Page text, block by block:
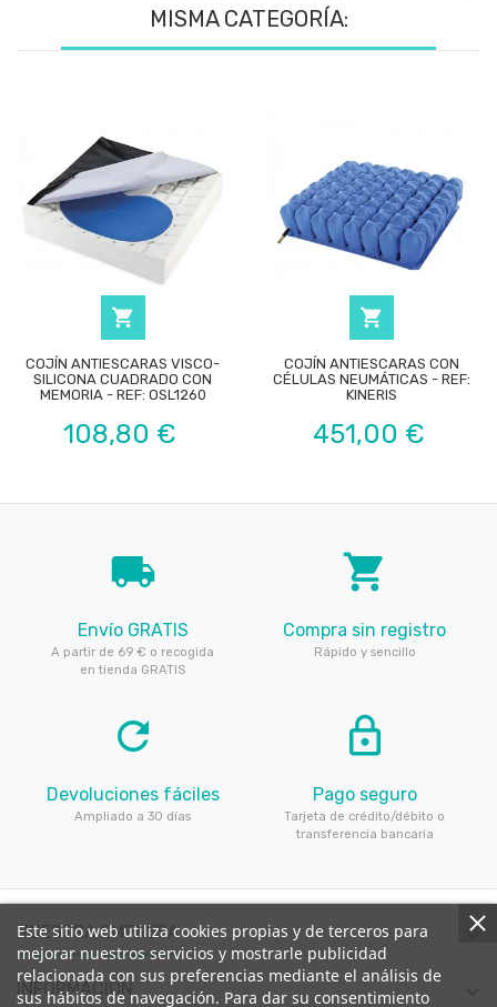
MISMA CATEGORÍA:

COJÍN ANTIESCARAS VISCO-
SILICONA CUADRADO CON
MEMORIA - REF: OSL1260
Precio
108,80 €

COJÍN ANTIESCARAS CON
CÉLULAS NEUMÁTICAS - REF:
KINERIS
Precio
451,00 €
local_shipping
Envío GRATIS
A partir de 69 € o recogida
en tienda GRATIS
local_grocery_store
Compra sin registro
Rápido y sencillo
refresh
Devoluciones fáciles
Ampliado a 30 días
lock_outline
Pago seguro
Tarjeta de crédito/débito o
transferencia bancaria
NUESTRA EMPRESA 
INFORMACIÓN
Este sitio web utiliza cookies propias y de terceros para
mejorar nuestros servicios y mostrarle publicidad
relacionada con sus preferencias mediante el análisis de
sus hábitos de navegación. Para dar su consentimiento